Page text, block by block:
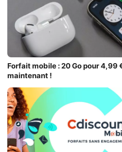
Forfait mobile : 20 Go pour 4,99
maintenant !